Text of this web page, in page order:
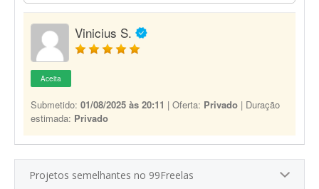
Vinicius S.
Aceita
Submetido: 01/08/2025 às 20:11 | Oferta: Privado | Duração
estimada: Privado
Projetos semelhantes no 99Freelas